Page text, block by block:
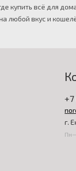
купить всё для
любой вкус и
г.